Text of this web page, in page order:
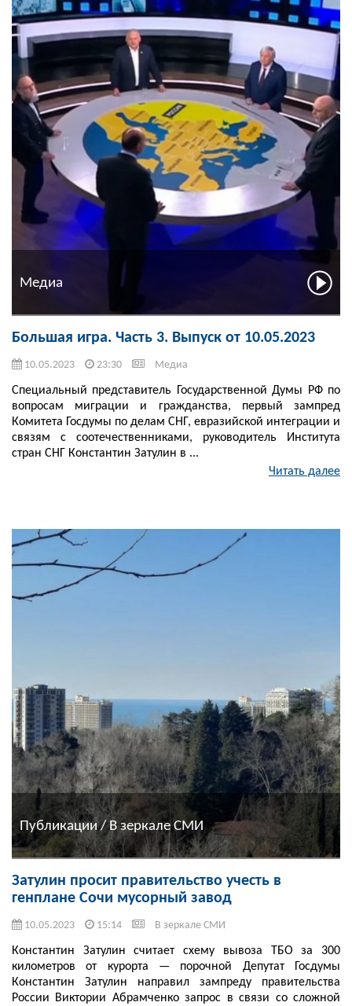
Медиа
Большая игра. Часть 3. Выпуск от 10.05.2023
10.05.2023 23:30 Медиа
Специальный представитель Государственной Думы РФ по
вопросам миграции и гражданства, первый зампред
Комитета Госдумы по делам СНГ, евразийской интеграции и
связям с соотечественниками, руководитель Института
стран СНГ Константин Затулин в ...
Читать далее
Публикации / В зеркале СМИ
Затулин просит правительство учесть в
генплане Сочи мусорный завод
10.05.2023 15:14 В зеркале СМИ
Константин Затулин считает схему вывоза ТБО за 300
километров от курорта — порочной Депутат Госдумы
Константин Затулин направил зампреду правительства
России Виктории Абрамченко запрос в связи со сложной